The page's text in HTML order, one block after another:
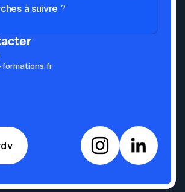
à suivre ?